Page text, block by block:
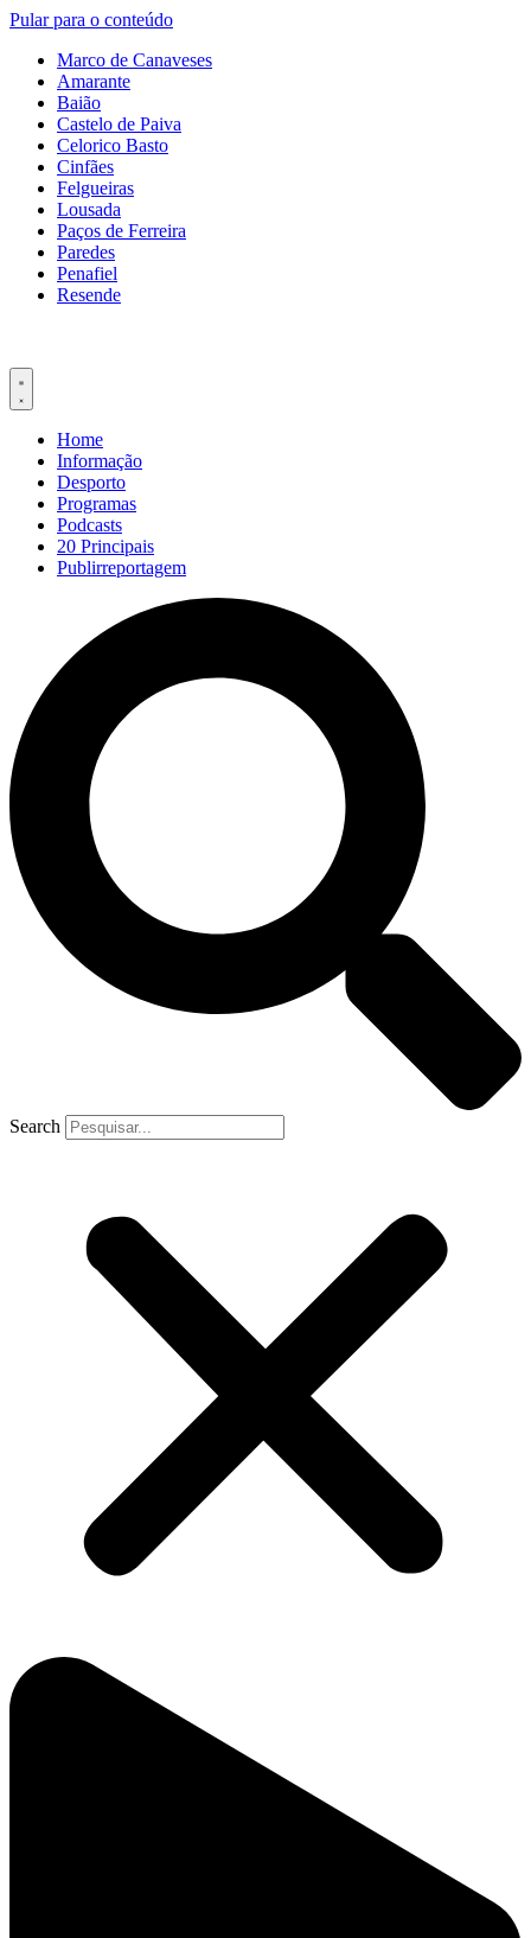
Pular para o conteúdo
Marco de Canaveses
Amarante
Baião
Castelo de Paiva
Celorico Basto
Cinfães
Felgueiras
Lousada
Paços de Ferreira
Paredes
Penafiel
Resende
Home
Informação
Desporto
Programas
Podcasts
20 Principais
Publirreportagem
Search